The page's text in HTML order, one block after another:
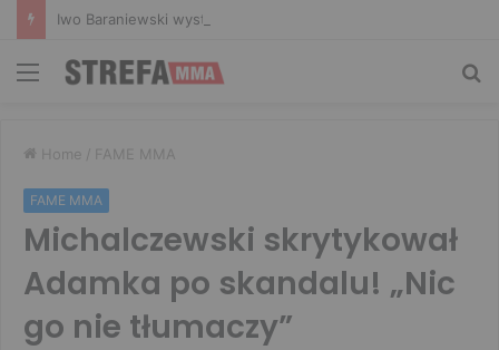
Menu
Home / FAME MMA
FAME MMA
Michalczewski skrytykował
Adamka po skandalu! „Nic
go nie tłumaczy”